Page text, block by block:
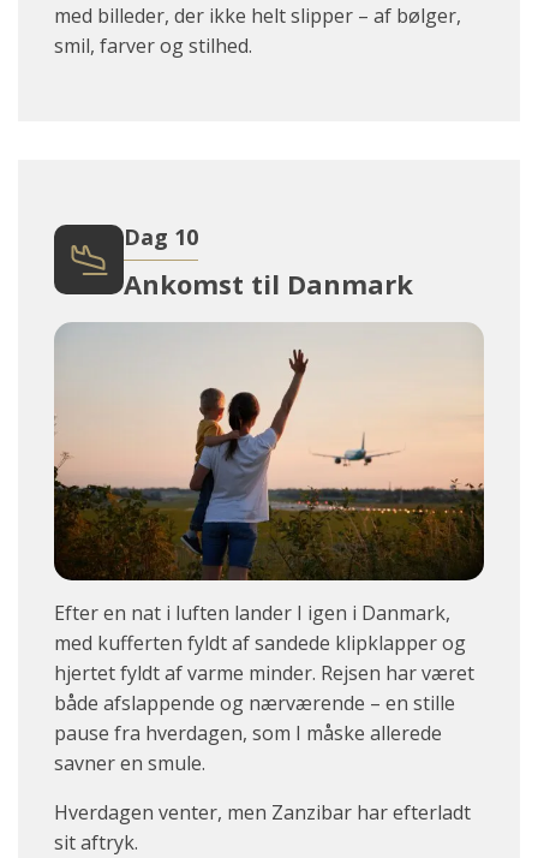
med billeder, der ikke helt slipper – af bølger,
smil, farver og stilhed.
Dag 10
Ankomst til Danmark
Efter en nat i luften lander I igen i Danmark,
med kufferten fyldt af sandede klipklapper og
hjertet fyldt af varme minder. Rejsen har været
både afslappende og nærværende – en stille
pause fra hverdagen, som I måske allerede
savner en smule.
Hverdagen venter, men Zanzibar har efterladt
sit aftryk.